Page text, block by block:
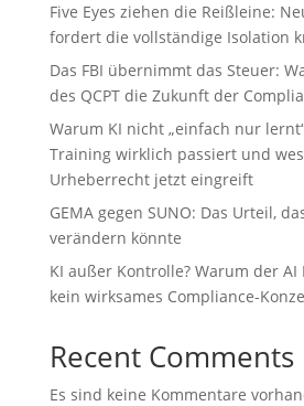
Five Eyes ziehen die Reißleine:
fordert die vollständige Isolation
Das FBI übernimmt das Steuer:
des QCPT die Zukunft der
Warum KI nicht „einfach nur
Training wirklich passiert und
Urheberrecht jetzt eingreift
GEMA gegen SUNO: Das Urteil,
verändern könnte
KI außer Kontrolle? Warum der
kein wirksames Compliance-
Recent Comments
Es sind keine Kommentare